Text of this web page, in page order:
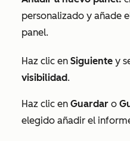
personalizado y añade
panel.
Haz clic en Siguiente y
visibilidad.
Haz clic en Guardar o
elegido añadir el